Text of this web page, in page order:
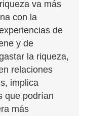
va más
con la
de
y de
la riqueza,
relaciones
implica
que podrían
más